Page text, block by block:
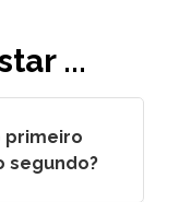
...
primeiro
segundo?